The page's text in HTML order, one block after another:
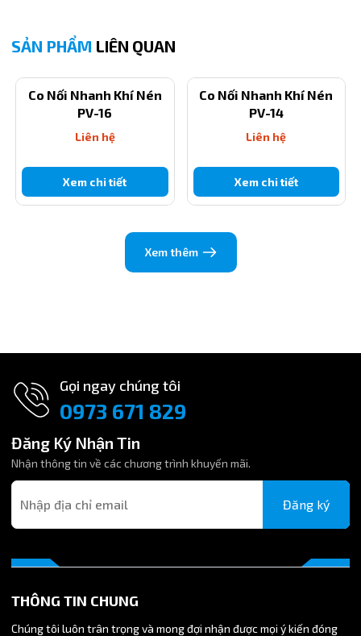
SẢN PHẨM LIÊN QUAN
Co Nối Nhanh Khí Nén
PV-16
Liên hệ
Xem chi tiết
Co Nối Nhanh Khí Nén
PV-14
Liên hệ
Xem chi tiết
Xem thêm
Gọi ngay chúng tôi
0973 671 829
Đăng Ký Nhận Tin
Nhận thông tin về các chương trình khuyến mãi.
Đăng ký
THÔNG TIN CHUNG
Chúng tôi luôn trân trọng và mong đợi nhận được mọi ý kiến đóng